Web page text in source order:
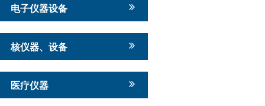
电子仪器设备
核仪器、设备
医疗仪器